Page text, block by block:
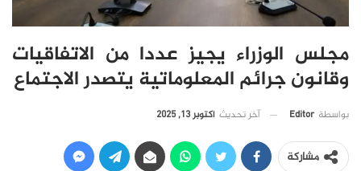
مجلس الوزراء يجيز عددا من الاتفاقيات
وقانون جرائم المعلوماتية يتصدر الاجتماع
بواسطة Editor آخر تحديث أكتوبر 13, 2025
مشاركة